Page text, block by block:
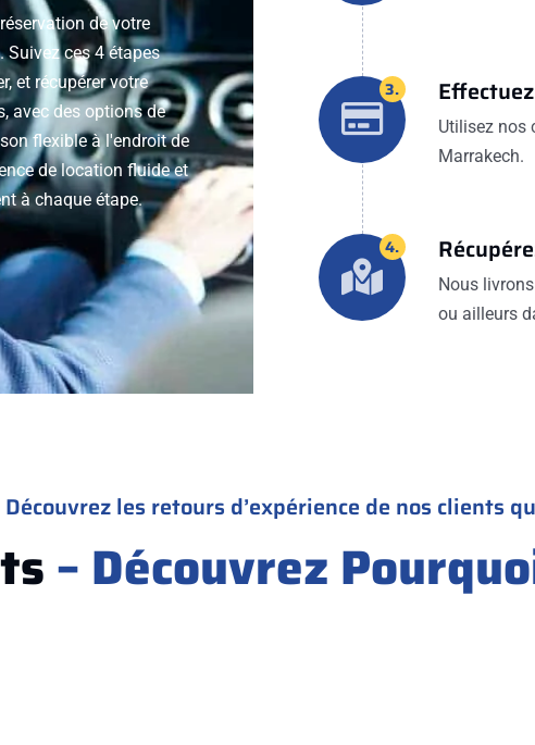
de votre
ces 4 étapes
et récupérer votre
avec des options de
flexible à l'endroit de
de location fluide et
à chaque étape.
3.
Utilisez nos
Marrakech.
4.
Nous
ou ailleurs
Découvrez les retours d’expérience de nos clients
– Découvrez